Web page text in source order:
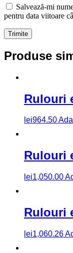
Salvează-mi
pentru data viitoare
Produse
Rulouri
lei964.50
Rulouri
lei1,050.00
Rulouri
lei1,060.26